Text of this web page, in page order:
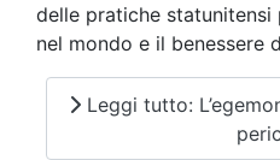
delle pratiche
nel mondo e il benessere
Leggi tutto: